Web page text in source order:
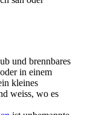
und brennbares
in einem
kleines
weiss, wo es